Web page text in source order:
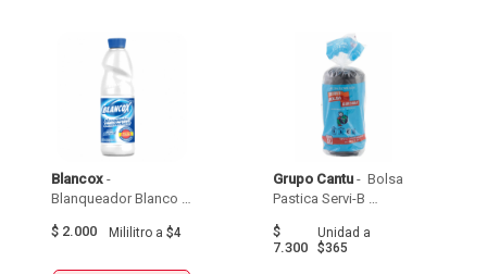
Blancox -
Blanqueador Blanco X
$ 2.000 Mililitro a $4
Grupo Cantu - Bolsa
Pastica Servi-B
Apartamento 51 X 76
X 20Unds
$
7.300
Unidad a
$365